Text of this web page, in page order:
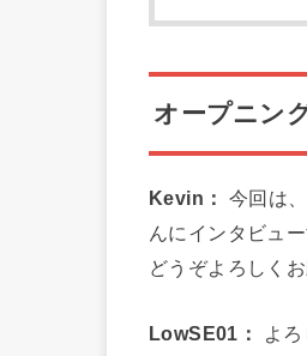
オープニン
Kevin：
今回は
んにインタビュ
どうぞよろしく
LowSE01：
よ